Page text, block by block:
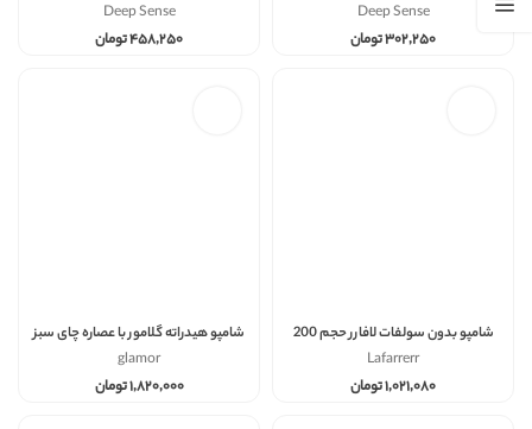
200
Deep Sense
۳۰۲,۲۵۰تومان
سنس حجم 200
Deep Sense
۴۵۸,۲۵۰تومان
شامپو بدون سولفات لافارر حجم 200
Lafarrerr
۱,۰۲۱,۰۸۰تومان
شامپو هیدراته گلامور با عصاره چای سبز
و نعناع حجم 750
glamor
۱,۸۲۰,۰۰۰تومان